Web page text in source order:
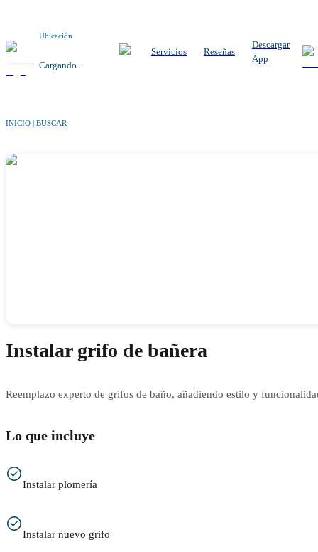
Ubicación
Cargando...
Servicios Reseñas
Descargar
App
INICIO | BUSCAR
Instalar grifo de bañera
Reemplazo experto de grifos de baño, añadiendo estilo y
Lo que incluye
Instalar plomería
Instalar nuevo grifo